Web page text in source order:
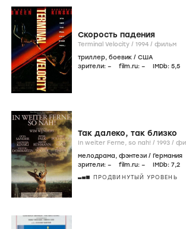
Скорость падения
Terminal Velocity / 1994 / фильм
триллер, боевик / США
зрители: – film.ru: – IMDb: 5,5
Так далеко, так близко
In weiter Ferne, so nah! / 1993 /
мелодрама, фэнтези / Германия
зрители: – film.ru: – IMDb: 7,2
ПРОДВИНУТЫЙ УРОВЕНЬ